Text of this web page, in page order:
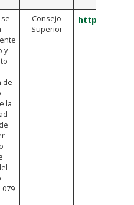
y
de
la
079
Consejo
Superior
https://bit.ly/